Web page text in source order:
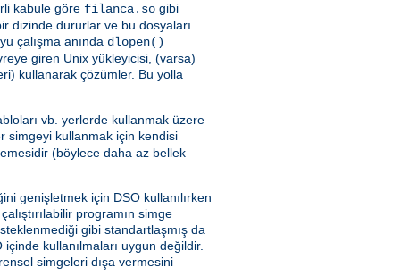
kabule göre filanca.so gibi
dizinde dururlar ve bu dosyaları
çalışma anında dlopen()
giren Unix yükleyicisi, (varsa)
kullanarak çözümler. Bu yolla
vb. yerlerde kullanmak üzere
simgeyi kullanmak için kendisi
(böylece daha az bellek
genişletmek için DSO kullanılırken
programın simge
gibi standartlaşmış da
kullanılmaları uygun değildir.
simgeleri dışa vermesini